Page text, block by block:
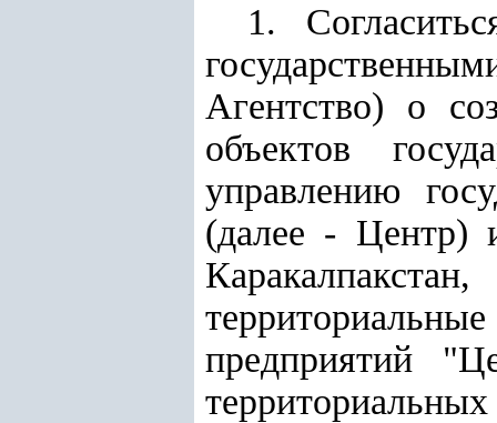
1.
Агентство) о
объектов
управлению
(далее - Центр)
предприятий